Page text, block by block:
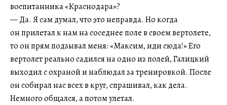
воспитанника «Краснодара»?
— Да. Я сам думал, что это неправда. Но когда
он прилетал к нам на соседнее поле в своем вертолете,
то он прям подзывал меня: «Максим, иди сюда!» Его
вертолет реально садился на одно из полей, Галицкий
выходил с охраной и наблюдал за тренировкой. После
он собирал нас всех в круг, спрашивал, как дела.
Немного общался, а потом улетал.